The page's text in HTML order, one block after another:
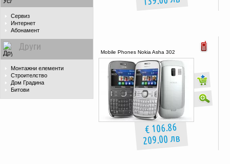
Сервиз
Интернет
Абонамент
Други
Монтажни елементи
Строителство
Дом Градина
Битови
Mobile Phones Nokia Asha 302
€ 106.86
209.00 лв